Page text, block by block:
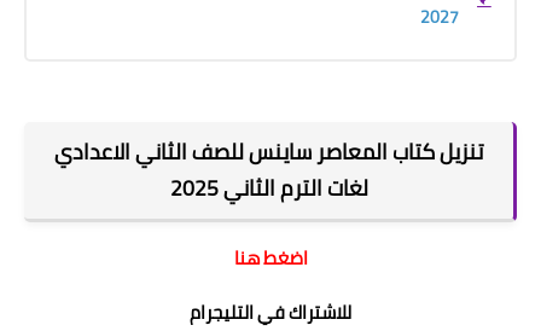
2027
تنزيل كتاب المعاصر ساينس للصف الثاني الاعدادي
لغات الترم الثاني 2025
اضغط هنا
للاشتراك في التليجرام